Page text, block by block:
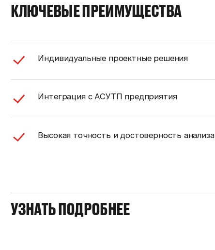
КЛЮЧЕВЫЕ ПРЕИМУЩЕСТВА
Индивидуальные проектные решения
Интеграция с АСУТП предприятия
Высокая точность и достоверность анализа
УЗНАТЬ ПОДРОБНЕЕ